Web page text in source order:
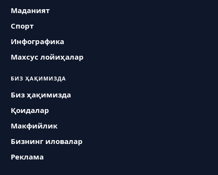
Маданият
Спорт
Инфографика
Махсус лойиҳалар
БИЗ ҲАҚИМИЗДА
Биз ҳақимизда
Қоидалар
Макфийлик
Бизнинг иловалар
Реклама